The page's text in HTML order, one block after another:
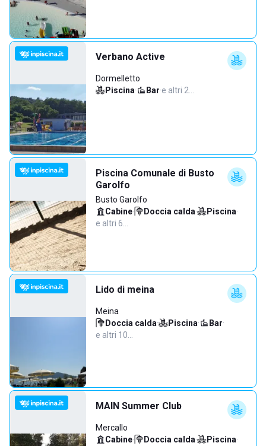
Verbano Active
Dormelletto
Piscina· Bar·e altri 2…
Piscina Comunale di Busto
Garolfo
Busto Garolfo
Cabine· Doccia calda· Piscina·
e altri 6…
Lido di meina
Meina
Doccia calda· Piscina· Bar·
e altri 10…
MAIN Summer Club
Mercallo
Cabine· Doccia calda· Piscina·